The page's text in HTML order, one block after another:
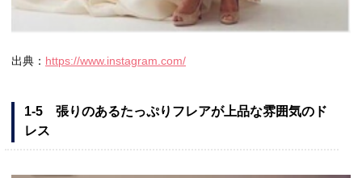
出典： https://www.instagram.com/
1-5 張りのあるたっぷりフレアが上品な雰囲気のド
レス